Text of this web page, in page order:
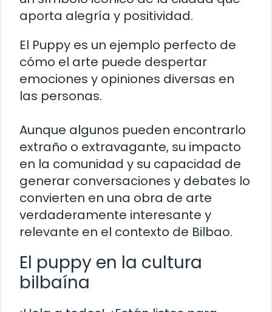
aporta alegría y positividad.
El Puppy es un ejemplo perfecto de
cómo el arte puede despertar
emociones y opiniones diversas en
las personas.
Aunque algunos pueden encontrarlo
extraño o extravagante, su impacto
en la comunidad y su capacidad de
generar conversaciones y debates lo
convierten en una obra de arte
verdaderamente interesante y
relevante en el contexto de Bilbao.
El puppy en la cultura
bilbaína